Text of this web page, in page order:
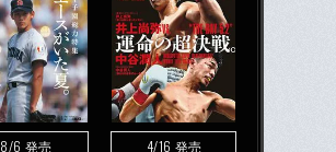
8/6 発売 4/16 発売